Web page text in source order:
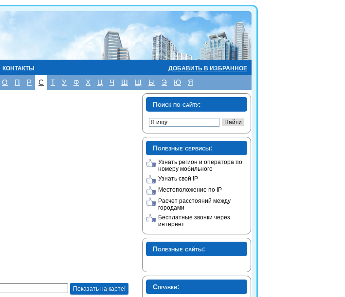
КОНТАКТЫ ДОБАВИТЬ В ИЗБРАННОЕ
О П Р С Т У Ф Х Ц Ч Ш Щ Ы Э Ю Я
Поиск по сайту:
Полезные сервисы:
Узнать регион и оператора по
номеру мобильного
Узнать свой IP
Местоположение по IP
Расчет расстояний между
городами
Бесплатные звонки через
интернет
Полезные сайты:
Справки: